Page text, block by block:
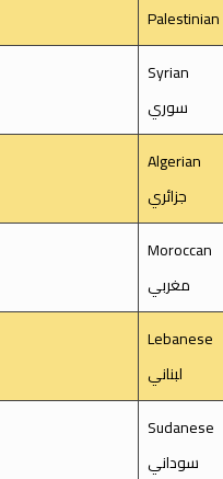
Palestinian
Syrian
سوري
Algerian
جزائري
Moroccan
مغربي
Lebanese
لبناني
Sudanese
سوداني